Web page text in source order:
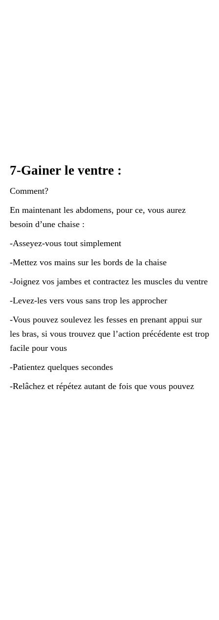
7-Gainer le ventre :
Comment?
En maintenant les abdomens, pour ce, vous aurez
besoin d’une chaise :
-Asseyez-vous tout simplement
-Mettez vos mains sur les bords de la chaise
-Joignez vos jambes et contractez les muscles du ventre
-Levez-les vers vous sans trop les approcher
-Vous pouvez soulevez les fesses en prenant appui sur
les bras, si vous trouvez que l’action précédente est trop
facile pour vous
-Patientez quelques secondes
-Relâchez et répétez autant de fois que vous pouvez